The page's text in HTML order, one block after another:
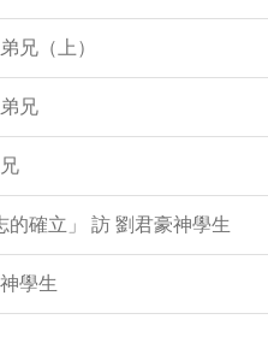
兄（上）
兄
確立」 訪 劉君豪神學生
學生